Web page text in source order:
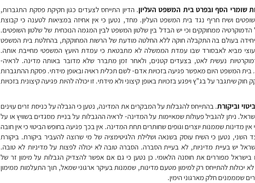
שומרי הסף ובפרט בית המשפט העליון. הדיון התייחס לצעדים כגון חקיקת פסקת התגברות,
שופטים ושיח חריף נגד בית המשפט העליון. מחד, נטען כי אין אחיזה במציאות לטענה כי קבוצת
ממחוקקים וכי יש הבדל בין שלטון המשפט לבין המגמה הנוכחית של שלטון השופטים.
בעולם בה התקבלה חוקה ללא החלטה מודעת של הרשות המחוקקת, בהחלטת בית המשפט
מביא לאבסורד שבו עמדת הממשלה לא מתבטאת כי עמדת היועץ המשפטי מחייבת אותה.
נעשית לאט, בצעדים קטנים, ולאחר זמן מתברר שלא מדובר באותה מדינה. לראיה-
בית המשפט היום מאפשר פגיעה בזכויות אדם- לשם תכלית ראויה ובאופן מידתי. פסקת ההתגברות
שיתגבר על בג"ץ ויפגע בזכויות באופן קיצוני ולא מידתי. זו יכולה להיות פגיעה קיצונית בזכויות
וביקורת. בהתייחס להגבלות על המבקרים את המדינה, נטען כי הגבלה על כניסת זרים עוינים
ניתן להגביל פעולות שמאיימות על המדינה- לראיה ההגבלות על בניית מסגדים בשוויץ או על
מדינות שממנות יוצרים וגופים שחותרים תחת המדינה. אין בכך פגיעה בחופש הביטוי כי אין חובה
השני, נטען כי השיח עוסק בשנאה ושלילת הלגיטימציה של מי שרוצה להעביר ביקורת. ביקורת
יש בעיית מדיניות, לא בעיית הסברה. הסברה טובה לא יכולה לפצות על מדיניות לא טובה.
בישראל מפוררים את חוסנה הלאומי. כן נטען כי גם אם אפשר להצדיק הגבלות על מימון זר של
לא יכולות להתייחס רק למימון מטעם מדינות, שממנות בעיקר ארגוני שמאל, תוך התעלמות ממימון
שמממנים חלק מארגוני הימין.